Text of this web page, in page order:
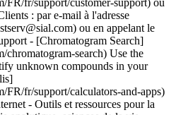
FR/fr/support/customer-support) ou
: par e-mail à l'adresse
ou en appelant le
- [Chromatogram Search]
search) Use the
unknown compounds in your
FR/fr/support/calculators-and-apps)
- Outils et ressources pour la